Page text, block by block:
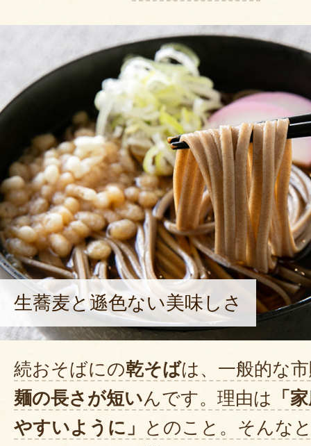
生蕎麦と遜色ない美味しさ
続おそばにの乾そばは、一般的な
麺の長さが短いんです。理由は
「
やすいように」
とのこと。そんな